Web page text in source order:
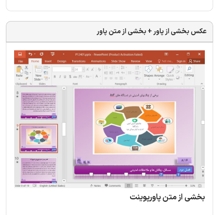
عکس بخشی از پاور + بخشی از متن پاور
بخشی از متن پاورپوینت